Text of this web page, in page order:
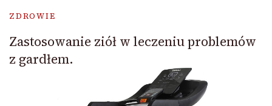
ZDROWIE
Zastosowanie ziół w leczeniu problemów
z gardłem.